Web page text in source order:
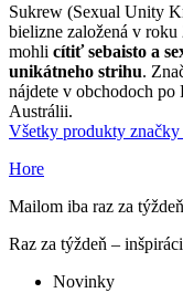
Sukrew (Sexual Unity
bielizne založená v
mohli cítiť sebaisto a
unikátneho strihu.
nájdete v obchodoch po
Austrálii.
Všetky produkty
Hore
Mailom iba raz za
Raz za týždeň –
Novinky